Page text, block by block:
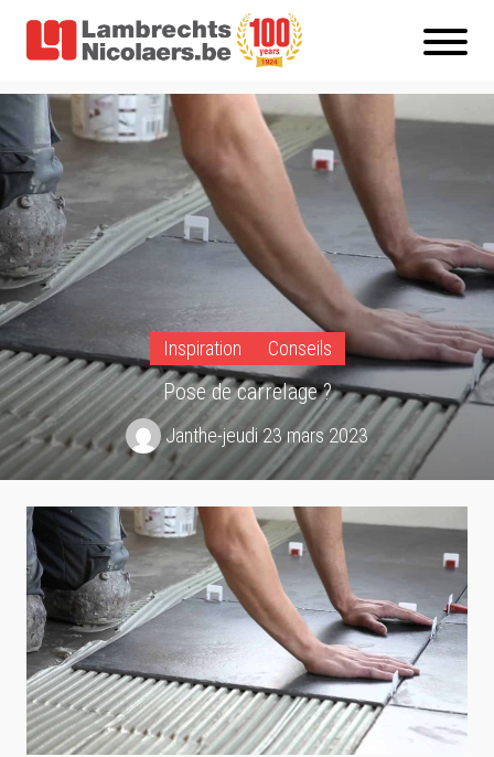
Inspiration Conseils
Pose de carrelage ?
Janthe-jeudi 23 mars 2023